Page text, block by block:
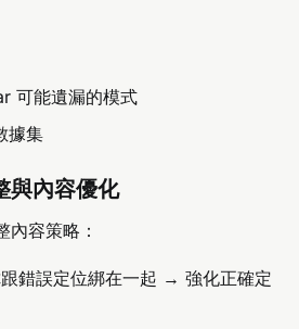
可能遺漏的模式
據集
與內容優化
內容策略：
錯誤定位綁在一起 → 強化正確定